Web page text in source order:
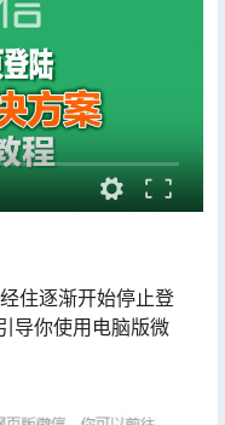
住逐渐开始停止登
导你使用电脑版微